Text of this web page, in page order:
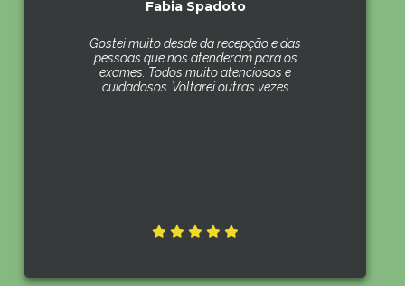
Fabia Spadoto
Gostei muito desde da recepção e das
pessoas que nos atenderam para os
exames. Todos muito atenciosos e
cuidadosos. Voltarei outras vezes